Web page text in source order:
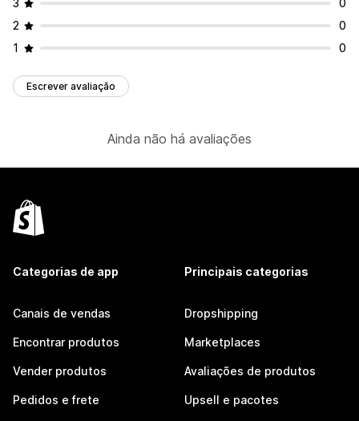
3
0
2
0
1
0
Escrever avaliação
Ainda não há avaliações
Categorias de app
Canais de vendas
Encontrar produtos
Vender produtos
Pedidos e frete
Principais categorias
Dropshipping
Marketplaces
Avaliações de produtos
Upsell e pacotes